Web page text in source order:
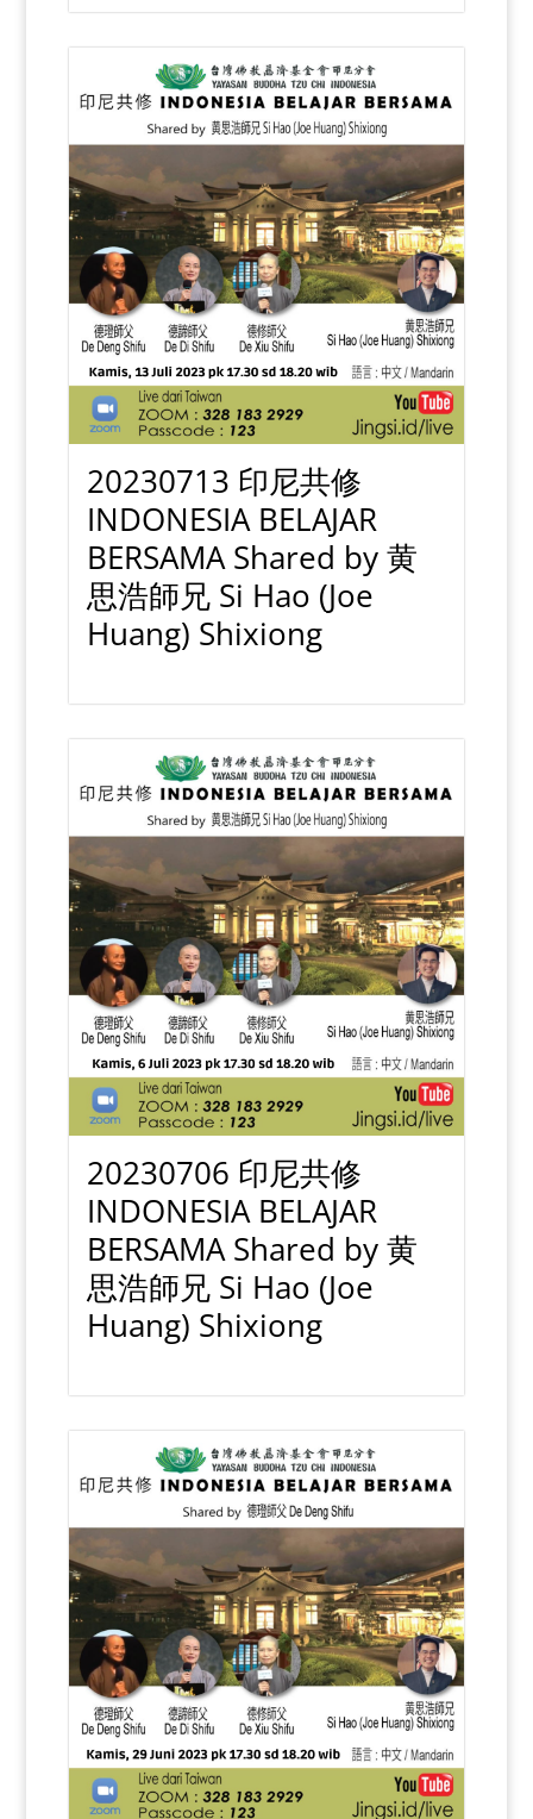
20230713 印尼共修
INDONESIA BELAJAR
BERSAMA Shared by 黄
思浩師兄 Si Hao (Joe
Huang) Shixiong
20230706 印尼共修
INDONESIA BELAJAR
BERSAMA Shared by 黄
思浩師兄 Si Hao (Joe
Huang) Shixiong